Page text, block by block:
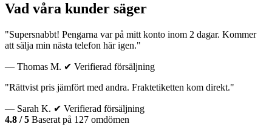
Vad våra kunder säger
"Supersnabbt! Pengarna var på mitt konto inom 2 dagar. Kommer
att sälja min nästa telefon här igen."
— Thomas M. ✔ Verifierad försäljning
"Rättvist pris jämfört med andra. Fraktetiketten kom direkt."
— Sarah K. ✔ Verifierad försäljning
4.8 / 5 Baserat på 127 omdömen